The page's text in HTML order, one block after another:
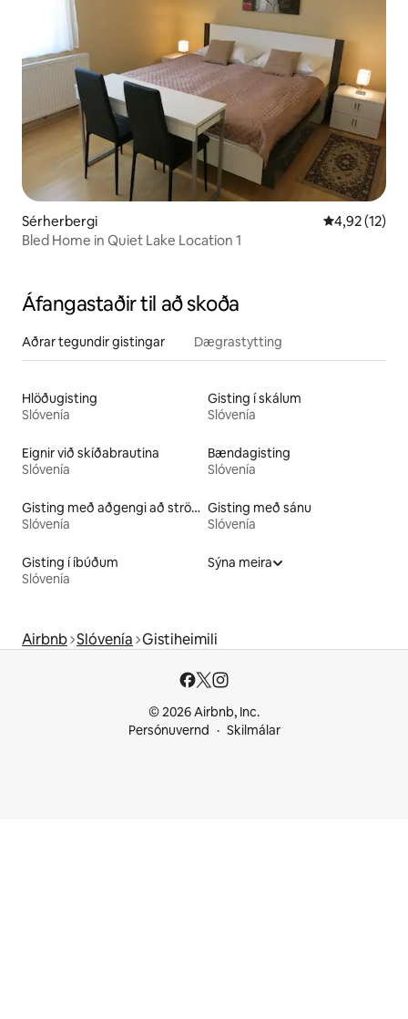
Sérherbergi 4,92 af 5 í
4,92 (12)
Bled Home in Quiet Lake Location 1
Áfangastaðir til að skoða
Aðrar tegundir gistingar Dægrastytting
Hlöðugisting
Slóvenía
Gisting í skálum
Slóvenía
Eignir við skíðabrautina
Slóvenía
Bændagisting
Slóvenía
Gisting með aðgengi að strönd
Slóvenía
Gisting með sánu
Slóvenía
Gisting í íbúðum
Slóvenía
Sýna meira
Airbnb Slóvenía Gistiheimili
© 2026 Airbnb, Inc.
Persónuvernd
Skilmálar